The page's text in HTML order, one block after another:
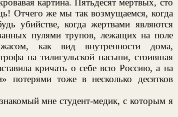
картина. Пятьдесят мертвых, сто
Отчего же мы так возмущаемся, когда
убийстве, когда жертвами являются
пулями трупов, лежащих на поле
как вид внутренности дома,
на тилигульской насыпи, стоившая
кричать о себе всю Россию, а на
потерями тоже в несколько десятков
мне студент-медик, с которым я